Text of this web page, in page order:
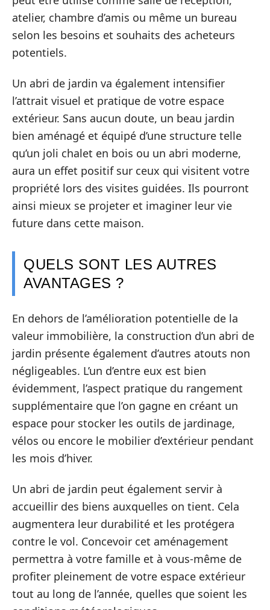
atelier, chambre d’amis ou même un bureau
selon les besoins et souhaits des acheteurs
potentiels.
Un abri de jardin va également intensifier
l’attrait visuel et pratique de votre espace
extérieur. Sans aucun doute, un beau jardin
bien aménagé et équipé d’une structure telle
qu’un joli chalet en bois ou un abri moderne,
aura un effet positif sur ceux qui visitent votre
propriété lors des visites guidées. Ils pourront
ainsi mieux se projeter et imaginer leur vie
future dans cette maison.
QUELS SONT LES AUTRES
AVANTAGES ?
En dehors de l’amélioration potentielle de la
valeur immobilière, la construction d’un abri de
jardin présente également d’autres atouts non
négligeables. L’un d’entre eux est bien
évidemment, l’aspect pratique du rangement
supplémentaire que l’on gagne en créant un
espace pour stocker les outils de jardinage,
vélos ou encore le mobilier d’extérieur pendant
les mois d’hiver.
Un abri de jardin peut également servir à
accueillir des biens auxquelles on tient. Cela
augmentera leur durabilité et les protégera
contre le vol. Concevoir cet aménagement
permettra à votre famille et à vous-même de
profiter pleinement de votre espace extérieur
tout au long de l’année, quelles que soient les